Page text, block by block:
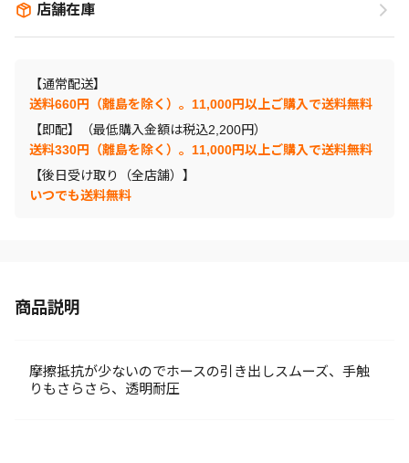
店舗在庫
【通常配送】
送料660円（離島を除く）。11,000円以上ご購入で送料無料
【即配】（最低購入金額は税込2,200円）
送料330円（離島を除く）。11,000円以上ご購入で送料無料
【後日受け取り（全店舗）】
いつでも送料無料
商品説明
摩擦抵抗が少ないのでホースの引き出しスムーズ、手触
りもさらさら、透明耐圧